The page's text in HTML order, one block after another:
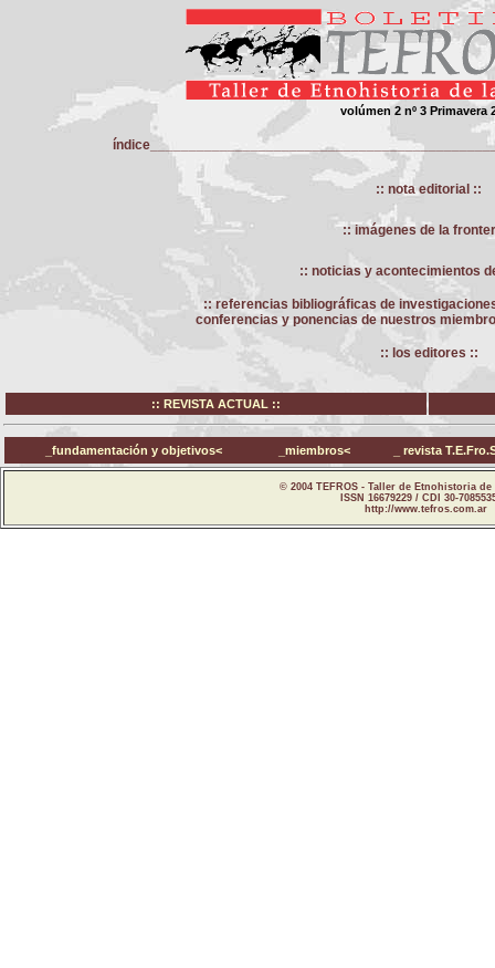
volúmen 2 nº 3 Primavera
:: nota editorial ::
:: imágenes de la
:: noticias y acontecimientos
:: referencias bibliográficas de
conferencias y ponencias de nuestros
:: los editores ::
:: REVISTA ACTUAL ::
_fundamentación y objetivos< _miembros< _ revista
© 2004 TEFROS - Taller de Etnohistoria
ISSN 16679229 / CDI 30-
http://www.tefros.com.ar